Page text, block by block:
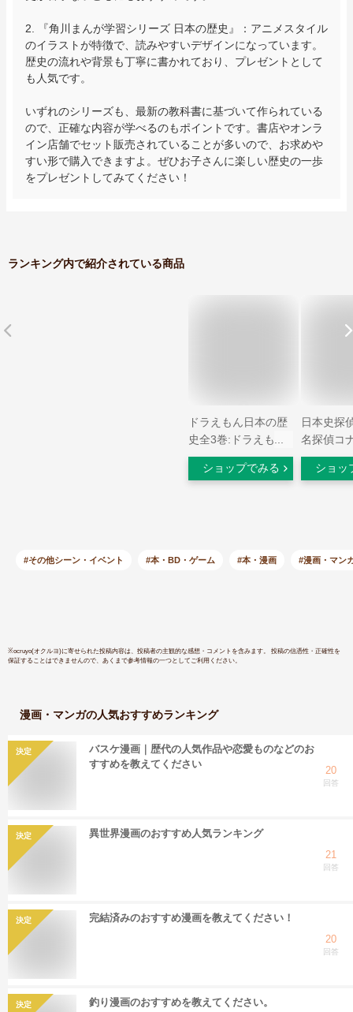
2. 『角川まんが学習シリーズ 日本の歴史』：アニメスタイル
のイラストが特徴で、読みやすいデザインになっています。
歴史の流れや背景も丁寧に書かれており、プレゼントとして
も人気です。
いずれのシリーズも、最新の教科書に基づいて作られている
ので、正確な内容が学べるのもポイントです。書店やオンラ
イン店舗でセット販売されていることが多いので、お求めや
すい形で購入できますよ。ぜひお子さんに楽しい歴史の一歩
をプレゼントしてみてください！
ランキング内で紹介されている商品
ドラえもん日本の歴
史全3巻:ドラえもん
学習シリーズ社会科
おもしろ攻略
ショップでみる
日本史探
名探偵コ
んが. 1/青
昌,1963-
ショッ
#その他シーン・イベント #本・BD・ゲーム #本・漫画 #漫画・マン
※ocruyo(オクルヨ)に寄せられた投稿内容は、投稿者の主観的な感想・コメントを含みます。 投稿の信憑性・正確性を
保証することはできませんので、あくまで参考情報の一つとしてご利用ください。
漫画・マンガの人気おすすめランキング
決定
バスケ漫画｜歴代の人気作品や恋愛ものなどのお
すすめを教えてください
20
回答
決定
異世界漫画のおすすめ人気ランキング
21
回答
決定
完結済みのおすすめ漫画を教えてください！
20
回答
決定
釣り漫画のおすすめを教えてください。